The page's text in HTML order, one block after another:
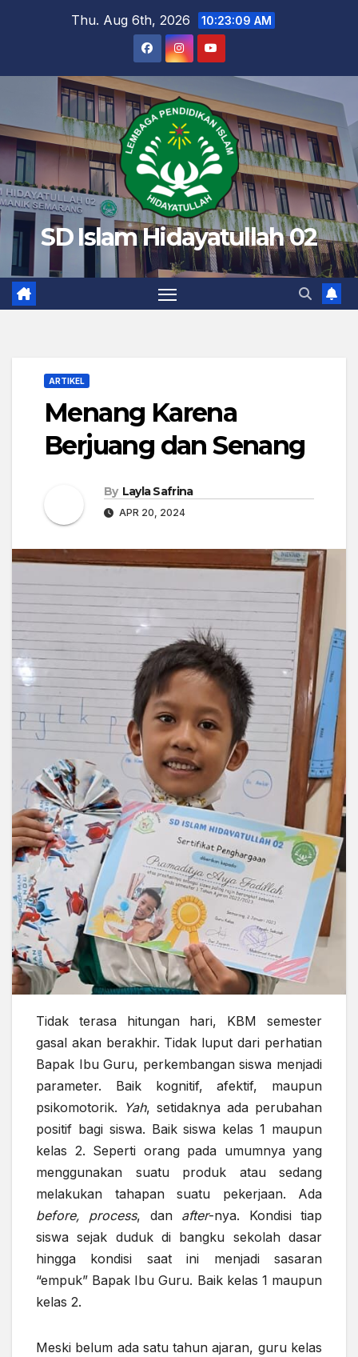
Thu. Aug 6th, 2026 10:23:10 AM
SD Islam Hidayatullah 02
ARTIKEL
Menang Karena
Berjuang dan Senang
By Layla Safrina
APR 20, 2024
Tidak terasa hitungan hari, KBM semester
gasal akan berakhir. Tidak luput dari perhatian
Bapak Ibu Guru, perkembangan siswa menjadi
parameter. Baik kognitif, afektif, maupun
psikomotorik. Yah, setidaknya ada perubahan
positif bagi siswa. Baik siswa kelas 1 maupun
kelas 2. Seperti orang pada umumnya yang
menggunakan suatu produk atau sedang
melakukan tahapan suatu pekerjaan. Ada
before, process, dan after-nya. Kondisi tiap
siswa sejak duduk di bangku sekolah dasar
hingga kondisi saat ini menjadi sasaran
“empuk” Bapak Ibu Guru. Baik kelas 1 maupun
kelas 2.
Meski belum ada satu tahun ajaran, guru kelas